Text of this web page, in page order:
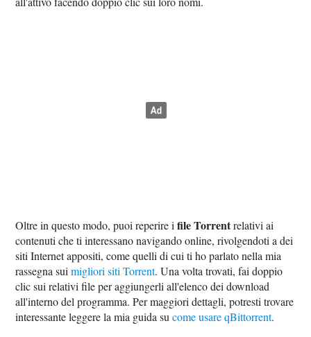
Oltre in questo modo, puoi reperire ifile Torrentrelativi ai
contenuti che ti interessano navigando online, rivolgendoti a dei
siti Internet appositi, come quelli di cui ti ho parlato nella mia
rassegna suimigliori siti Torrent. Una volta trovati, fai doppio
clic sui relativi file per aggiungerli all'elenco dei download
all'interno del programma. Per maggiori dettagli, potresti trovare
interessante leggere la mia guida sucome usare qBittorrent.